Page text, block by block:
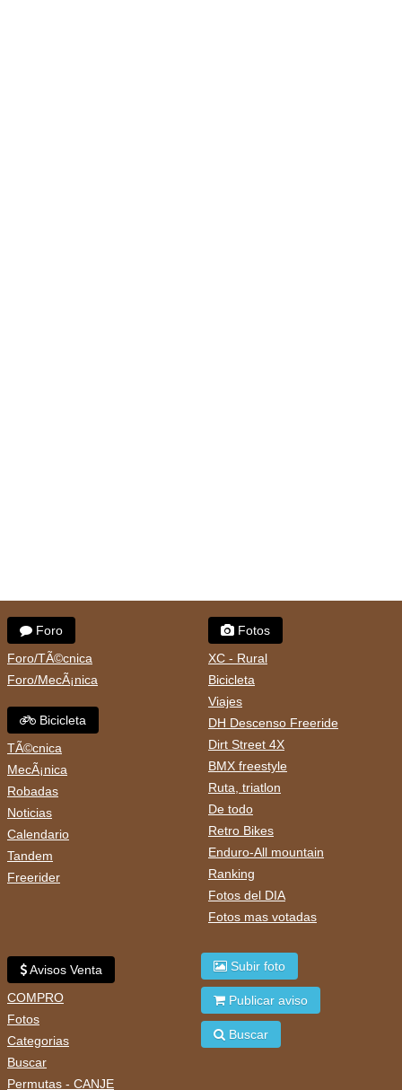
Foro
Foro/TÃ©cnica
Foro/MecÃ¡nica
Bicicleta
TÃ©cnica
MecÃ¡nica
Robadas
Noticias
Calendario
Tandem
Freerider
Fotos
XC - Rural
Bicicleta
Viajes
DH Descenso Freeride
Dirt Street 4X
BMX freestyle
Ruta, triatlon
De todo
Retro Bikes
Enduro-All mountain
Ranking
Fotos del DIA
Fotos mas votadas
Avisos Venta
COMPRO
Fotos
Categorias
Buscar
Permutas - CANJE
Subir foto
Publicar aviso
Buscar